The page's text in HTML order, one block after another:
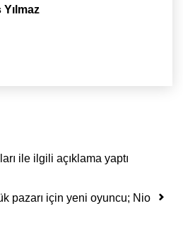
Yılmaz
ile ilgili açıklama yaptı
pazarı için yeni oyuncu; Nio